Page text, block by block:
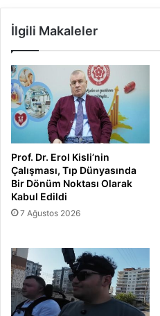
İlgili Makaleler
Prof. Dr. Erol Kisli’nin
Çalışması, Tıp Dünyasında
Bir Dönüm Noktası Olarak
Kabul Edildi
7 Ağustos 2026